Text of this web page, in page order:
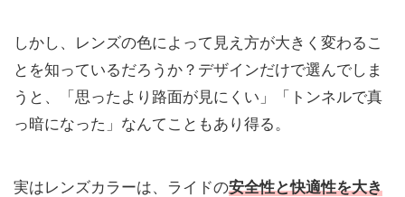
しかし、レンズの色によって見え方が大きく変わるこ
とを知っているだろうか？デザインだけで選んでしま
うと、「思ったより路面が見にくい」「トンネルで真
っ暗になった」なんてこともあり得る。
実はレンズカラーは、ライドの安全性と快適性を大き